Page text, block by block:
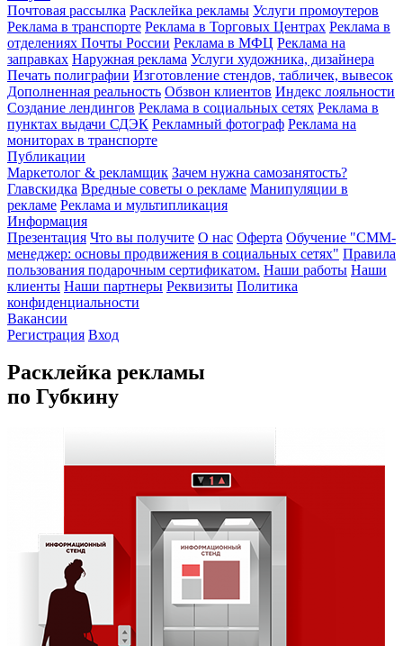
Почтовая рассылка Расклейка рекламы Услуги промоутеров
Реклама в транспорте Реклама в Торговых Центрах Реклама в
отделениях Почты России Реклама в МФЦ Реклама на
заправках Наружная реклама Услуги художника, дизайнера
Печать полиграфии Изготовление стендов, табличек, вывесок
Дополненная реальность Обзвон клиентов Индекс лояльности
Создание лендингов Реклама в социальных сетях Реклама в
пунктах выдачи СДЭК Рекламный фотограф Реклама на
мониторах в транспорте
Публикации
Маркетолог & рекламщик Зачем нужна самозанятость?
Главскидка Вредные советы о рекламе Манипуляции в
рекламе Реклама и мультипликация
Информация
Презентация Что вы получите О нас Оферта Обучение "СМM-
менеджер: основы продвижения в социальных сетях" Правила
пользования подарочным сертификатом. Наши работы Наши
клиенты Наши партнеры Реквизиты Политика
конфиденциальности
Вакансии
Регистрация Вход
Расклейка рекламы
по Губкину